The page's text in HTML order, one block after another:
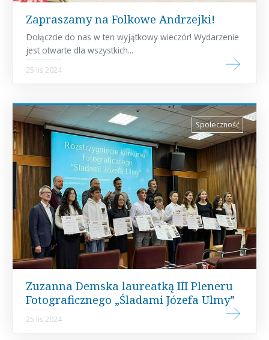
Zapraszamy na Folkowe Andrzejki!
Dołączcie do nas w ten wyjątkowy wieczór! Wydarzenie
jest otwarte dla wszystkich...
25 lis 2024
Społeczność
Zuzanna Demska laureatką III Pleneru
Fotograficznego „Śladami Józefa Ulmy”
25 lis 2024